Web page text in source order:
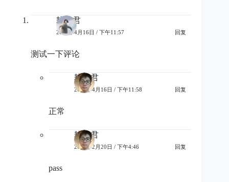
耕读君
2020年4月16日 / 下午11:57 回复
测试一下评论
耕读君
2020年4月16日 / 下午11:58 回复
正常
耕读君
2021年2月20日 / 下午4:46 回复
pass